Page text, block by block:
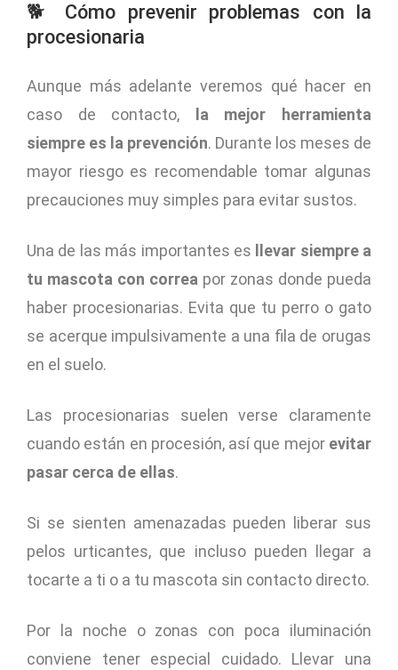
🐕 Cómo prevenir problemas con la
procesionaria
Aunque más adelante veremos qué hacer en
caso de contacto,
la mejor herramienta
siempre es la prevención. Durante los meses de
mayor riesgo es recomendable tomar algunas
precauciones muy simples para evitar sustos.
Una de las más importantes es
llevar siempre a
tu mascota con correa por zonas donde pueda
haber procesionarias. Evita que tu perro o gato
se acerque impulsivamente a una fila de orugas
en el suelo.
Las procesionarias suelen verse claramente
cuando están en procesión, así que mejor evitar
pasar cerca de ellas.
Si se sienten amenazadas pueden liberar sus
pelos urticantes, que incluso pueden llegar a
tocarte a ti o a tu mascota sin contacto directo.
Por la noche o zonas con poca iluminación
conviene tener especial cuidado. Llevar una